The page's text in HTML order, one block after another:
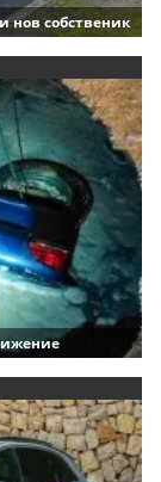
нов собственик